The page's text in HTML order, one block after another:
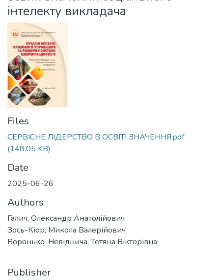
інтелекту викладача
Files
СЕРВІСНЕ ЛІДЕРСТВО В ОСВІТІ ЗНАЧЕННЯ.pdf
(148.05 KB)
Date
2025-06-26
Authors
Галич, Олександр Анатолійович
Зось-Кіор, Микола Валерійович
Воронько-Невіднича, Тетяна Вікторівна
Publisher